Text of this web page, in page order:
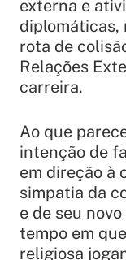
externa e
diplomáticas,
rota de
Relações
carreira.
Ao que
intenção de
em direção à
simpatia da
e de seu
tempo em
religiosa